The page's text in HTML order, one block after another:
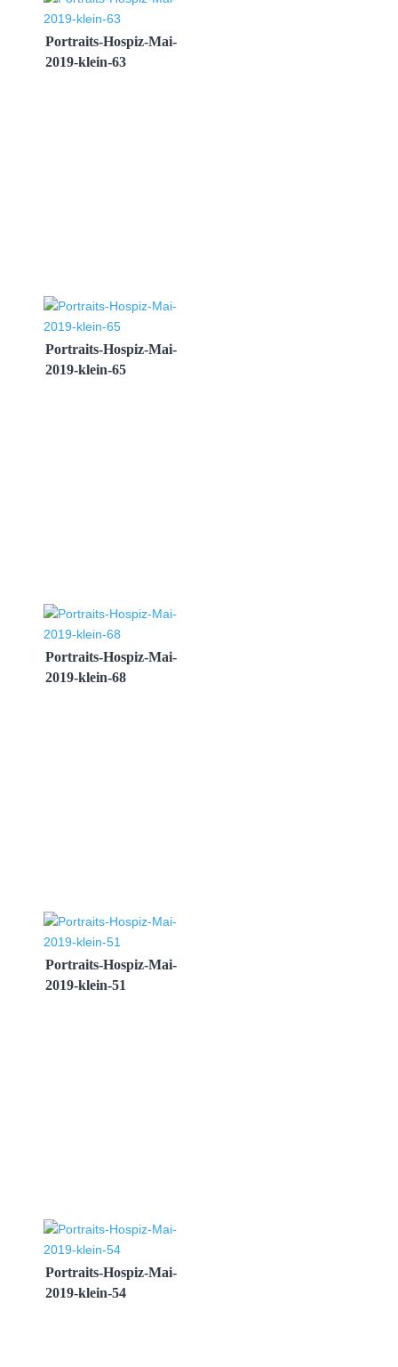
Portraits-Hospiz-Mai-
2019-klein-63
Portraits-Hospiz-Mai-
2019-klein-65
Portraits-Hospiz-Mai-
2019-klein-68
Portraits-Hospiz-Mai-
2019-klein-51
Portraits-Hospiz-Mai-
2019-klein-54